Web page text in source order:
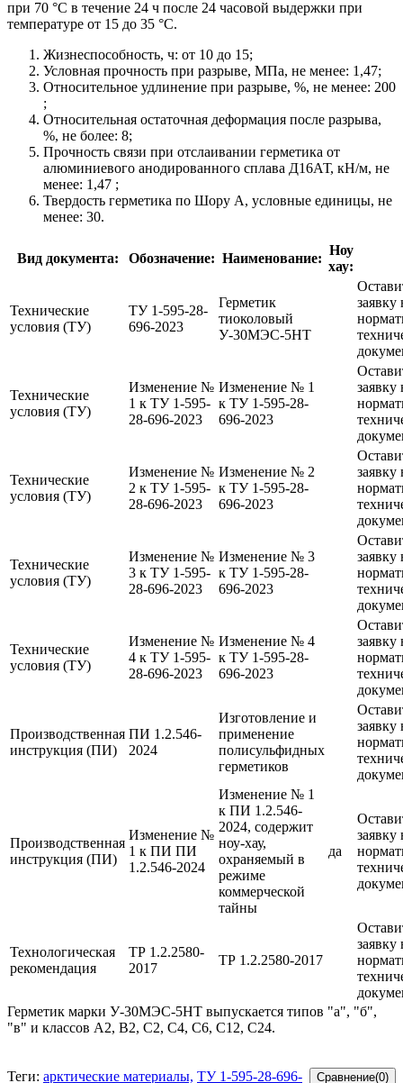
при 70 °С в течение 24 ч после 24 часовой выдержки при
температуре от 15 до 35 °С.
Жизнеспособность, ч: от 10 до 15;
Условная прочность при разрыве, МПа, не менее: 1,47;
Относительное удлинение при разрыве, %, не менее: 200
;
Относительная остаточная деформация после разрыва,
%, не более: 8;
Прочность связи при отслаивании герметика от
алюминиевого анодированного сплава Д16АТ, кН/м, не
менее: 1,47 ;
Твердость герметика по Шору А, условные единицы, не
менее: 30.
Вид документа: Обозначение: Наименование:
Ноу
хау:
Технические
условия (ТУ)
ТУ 1-595-28-
696-2023
Герметик
тиоколовый
У-30МЭС-5НТ
заявку
Технические
условия (ТУ)
Изменение №
1 к ТУ 1-595-
28-696-2023
Изменение № 1
к ТУ 1-595-28-
696-2023
заявку
Технические
условия (ТУ)
Изменение №
2 к ТУ 1-595-
28-696-2023
Изменение № 2
к ТУ 1-595-28-
696-2023
заявку
Технические
условия (ТУ)
Изменение №
3 к ТУ 1-595-
28-696-2023
Изменение № 3
к ТУ 1-595-28-
696-2023
заявку
Технические
условия (ТУ)
Изменение №
4 к ТУ 1-595-
28-696-2023
Изменение № 4
к ТУ 1-595-28-
696-2023
заявку
Производственная
инструкция (ПИ)
ПИ 1.2.546-
2024
Изготовление и
применение
полисульфидных
герметиков
заявку
Производственная
инструкция (ПИ)
Изменение №
1 к ПИ ПИ
1.2.546-2024
Изменение № 1
к ПИ 1.2.546-
2024, содержит
ноу-хау,
охраняемый в
режиме
коммерческой
тайны
да
заявку
Технологическая
рекомендация
ТР 1.2.2580-
2017
ТР 1.2.2580-2017
заявку
Герметик марки У-30МЭС-5НТ выпускается типов "а", "б",
"в" и классов А2, В2, С2, С4, С6, С12, С24.
Теги: арктические материалы, ТУ 1-595-28-696-